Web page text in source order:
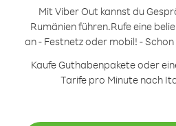
Mit Viber Out kannst du
Rumänien führen.Rufe eine
an - Festnetz oder mobil! -
Kaufe Guthabenpakete oder
Tarife pro Minute nach